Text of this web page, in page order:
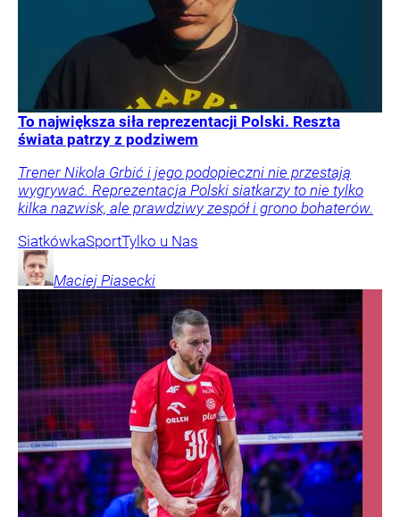
To największa siła reprezentacji Polski. Reszta
świata patrzy z podziwem
Trener Nikola Grbić i jego podopieczni nie przestają
wygrywać. Reprezentacja Polski siatkarzy to nie tylko
kilka nazwisk, ale prawdziwy zespół i grono bohaterów.
SiatkówkaSportTylko u Nas
Maciej Piasecki